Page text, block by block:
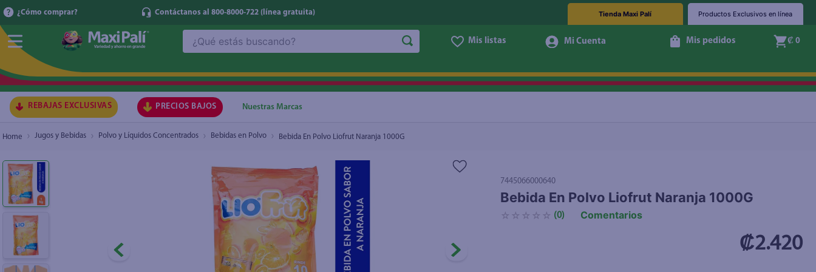
¿Cómo comprar? Contáctanos al 800-8000-722 (línea gratuita) Tienda Maxi Palí Productos Exclusivos en línea
Mis listas Mis pedidos ₡ 0
REBAJAS EXCLUSIVAS PRECIOS BAJOS Nuestras Marcas
Jugos y Bebidas Polvo y Líquidos Concentrados Bebidas en Polvo Bebida En Polvo Liofrut Naranja 1000G
7445066000640
Bebida En Polvo Liofrut Naranja 1000G
☆ ☆ ☆ ☆ ☆ (0) Comentarios
₡2.420
Bebida En Polvo Liofrut Naranja 1000G
1.
maggi
2.
leche
5.
aceite
queso
7.
azucar
atun
9.
frijoles